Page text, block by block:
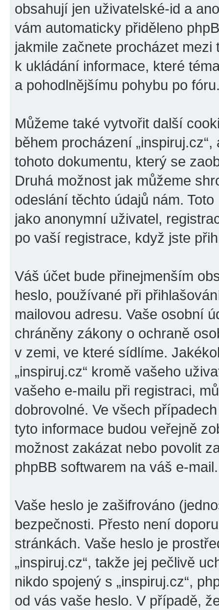
obsahují jen uživatelské-id a
vám automaticky přiděleno
jakmile začnete procházet mezi
k ukládání informace, které
a pohodlnějšímu pohybu po
Můžeme také vytvořit další
během procházení
tohoto dokumentu, který se
Druhá možnost jak můžeme
odeslání těchto údajů nám.
jako anonymní uživatel,
po vaší registrace, když jste
Váš účet bude přinejmenším
heslo, používané při
mailovou adresu. Vaše osobní
chráněny zákony o ochraně
v zemi, ve které sídlíme.
„inspiruj.cz“ kromě vašeho
vašeho e-mailu při registraci,
dobrovolné. Ve všech
tyto informace budou veřejně
možnost zakázat nebo povolit
phpBB softwarem na váš e-mail.
Vaše heslo je zašifrováno
bezpečnosti. Přesto není
stránkách. Vaše heslo je
„inspiruj.cz“, takže jej pečlivě
nikdo spojený s „inspiruj.cz“,
od vás vaše heslo. V případě,